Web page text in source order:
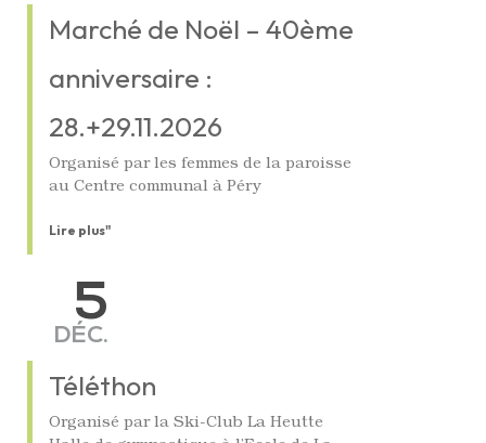
Marché de Noël – 40ème
anniversaire :
28.+29.11.2026
Organisé par les femmes de la paroisse
au Centre communal à Péry
Lire plus"
5
DÉC.
Téléthon
Organisé par la Ski-Club La Heutte